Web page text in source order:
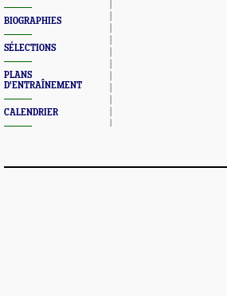
BIOGRAPHIES
SÉLECTIONS
PLANS
D'ENTRAÎNEMENT
CALENDRIER